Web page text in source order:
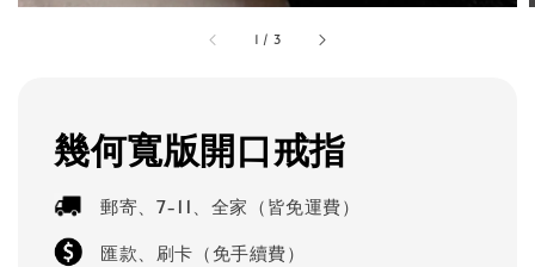
1 / 3
幾何寬版開口戒指
郵寄、7-11、全家（皆免運費）
匯款、刷卡（免手續費）